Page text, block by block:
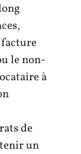
le non-
à
de
un